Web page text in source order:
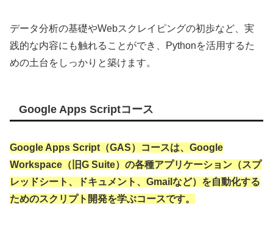
データ分析の基礎やWebスクレイピングの初歩など、実
践的な内容にも触れることができ、Pythonを活用するた
めの土台をしっかりと築けます。
Google Apps Scriptコース
Google Apps Script（GAS）コースは、Google
Workspace（旧G Suite）の各種アプリケーション（スプ
レッドシート、ドキュメント、Gmailなど）を自動化する
ためのスクリプト開発を学ぶコースです。